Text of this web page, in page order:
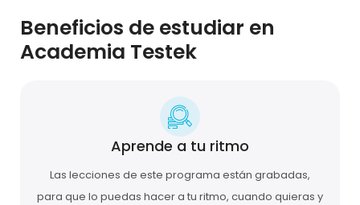
Beneficios de estudiar en
Academia Testek
Aprende a tu ritmo
Las lecciones de este programa están grabadas,
para que lo puedas hacer a tu ritmo, cuando quieras y